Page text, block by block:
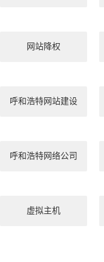
网站降权
呼和浩特网站建设
呼和浩特网络公司
虚拟主机